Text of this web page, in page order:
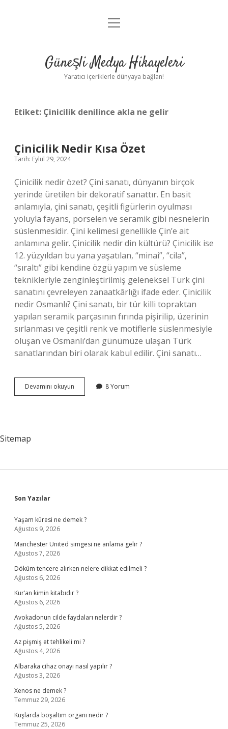
Anasayfa
Yasal Uyarı
menüyü
Güneşli Medya Hikayeleri
Yaratıcı içeriklerle dünyaya bağlan!
Etiket: Çinicilik denilince akla ne gelir
Çinicilik Nedir Kısa Özet
Tarih: Eylül 29, 2024
Çinicilik nedir özet? Çini sanatı, dünyanın birçok
yerinde üretilen bir dekoratif sanattır. En basit
anlamıyla, çini sanatı, çeşitli figürlerin oyulması
yoluyla fayans, porselen ve seramik gibi nesnelerin
süslenmesidir. Çini kelimesi genellikle Çin’e ait
anlamına gelir. Çinicilik nedir din kültürü? Çinicilik ise
12. yüzyıldan bu yana yaşatılan, “minai”, “cila”,
“sıraltı” gibi kendine özgü yapım ve süsleme
teknikleriyle zenginleştirilmiş geleneksel Türk çini
sanatını çevreleyen zanaatkârlığı ifade eder. Çinicilik
nedir Osmanlı? Çini sanatı, bir tür killi topraktan
yapılan seramik parçasının fırında pişirilip, üzerinin
sırlanması ve çeşitli renk ve motiflerle süslenmesiyle
oluşan ve Osmanlı’dan günümüze ulaşan Türk
sanatlarından biri olarak kabul edilir. Çini sanatı…
Devamını okuyun
Nedir
8 Yorum
Sitemap
Sidebar
Son Yazılar
Yaşam küresi ne demek ?
Ağustos 9, 2026
Manchester United simgesi ne anlama gelir ?
Ağustos 7, 2026
Döküm tencere alırken nelere dikkat edilmeli ?
Ağustos 6, 2026
Kur’an kimin kitabıdır ?
Ağustos 6, 2026
Avokadonun cilde faydaları nelerdir ?
Ağustos 5, 2026
Az pişmiş et tehlikeli mi ?
Ağustos 4, 2026
Albaraka cihaz onayı nasıl yapılır ?
Ağustos 3, 2026
Xenos ne demek ?
Temmuz 29, 2026
Kuşlarda boşaltım organı nedir ?
Temmuz 25, 2026